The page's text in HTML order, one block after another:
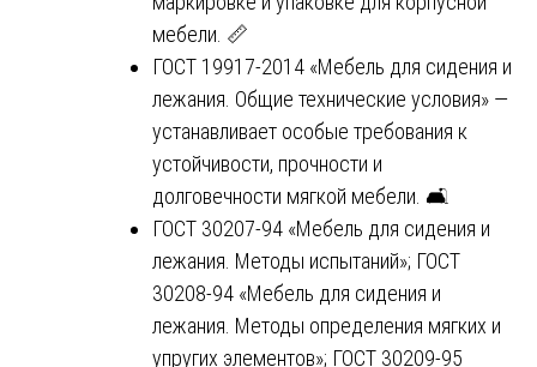
мебели. 📏
ГОСТ 19917-2014 «Мебель для сидения и
лежания. Общие технические условия» —
устанавливает особые требования к
устойчивости, прочности и
долговечности мягкой мебели. 🛋️
ГОСТ 30207-94 «Мебель для сидения и
лежания. Методы испытаний»; ГОСТ
30208-94 «Мебель для сидения и
лежания. Методы определения мягких и
упругих элементов»; ГОСТ 30209-95